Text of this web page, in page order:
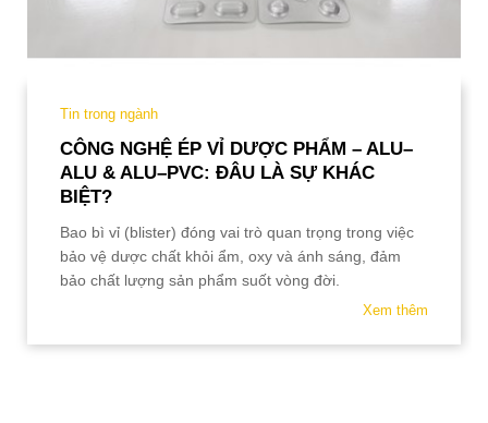
Tin trong ngành
CÔNG NGHỆ ÉP VỈ DƯỢC PHẨM – ALU–
ALU & ALU–PVC: ĐÂU LÀ SỰ KHÁC
BIỆT?
Bao bì vỉ (blister) đóng vai trò quan trọng trong việc
bảo vệ dược chất khỏi ẩm, oxy và ánh sáng, đảm
bảo chất lượng sản phẩm suốt vòng đời.
Xem thêm